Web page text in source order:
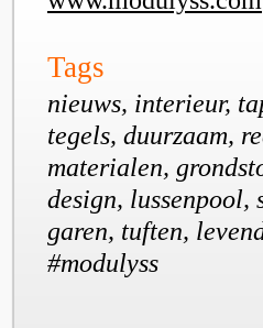
Tags
nieuws, interieur,
tegels, duurzaam,
materialen,
design,
garen, tuften,
#modulyss